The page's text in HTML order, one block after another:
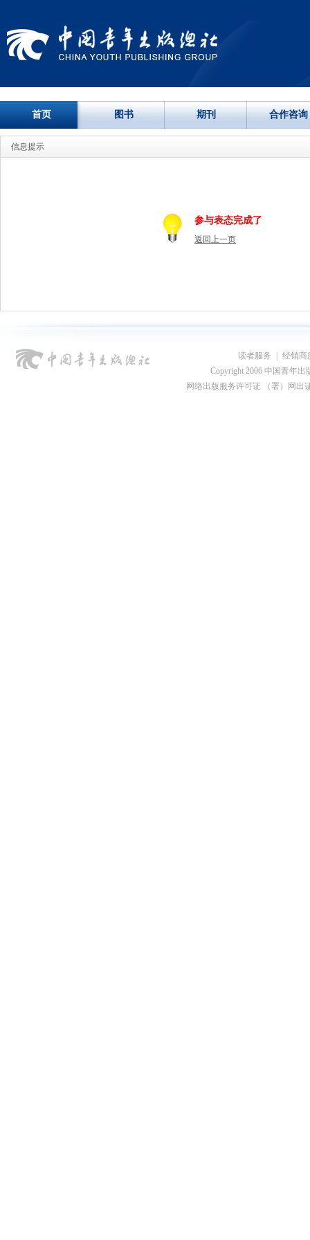
首页 图书 期刊 合作咨询
信息提示
参与表态完成了
返回上一页
读者服务
经销商
Copyright 2006 中国青年出
网络出版服务许可证 （署）网出